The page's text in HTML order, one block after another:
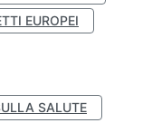
EUROPEI
SALUTE